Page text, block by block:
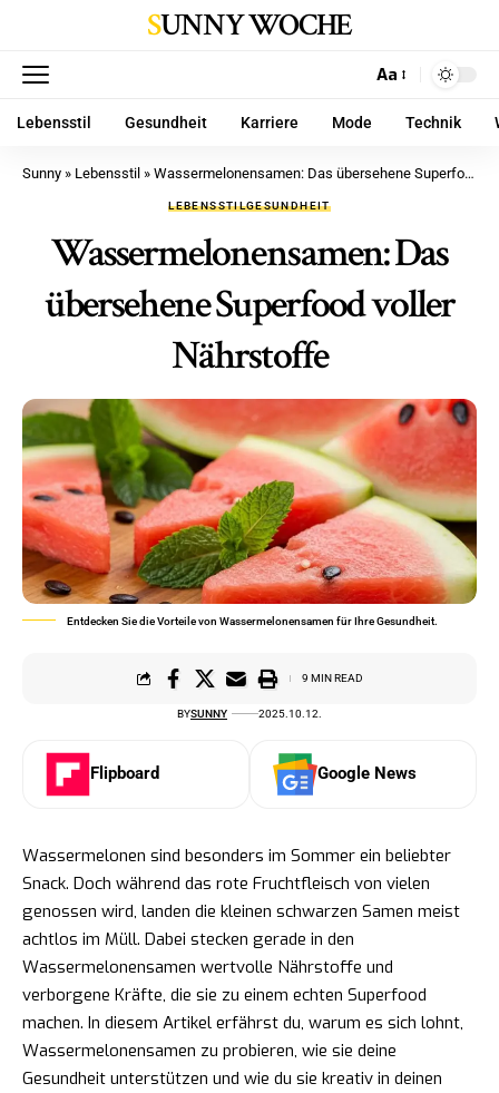
SUNNY WOCHE
Aa
Lebensstil Gesundheit Karriere Mode Technik
Sunny » Lebensstil » Wassermelonensamen: Das übersehene Superfood voller Nährstoffe
LEBENSSTILGESUNDHEIT
Wassermelonensamen: Das
übersehene Superfood voller
Nährstoffe
Entdecken Sie die Vorteile von Wassermelonensamen für Ihre Gesundheit.
BYSUNNY 2025.10.12.
9 MIN READ
Flipboard Google News
Wassermelonen sind besonders im Sommer ein beliebter
Snack. Doch während das rote Fruchtfleisch von vielen
genossen wird, landen die kleinen schwarzen Samen meist
achtlos im Müll. Dabei stecken gerade in den
Wassermelonensamen wertvolle Nährstoffe und
verborgene Kräfte, die sie zu einem echten Superfood
machen. In diesem Artikel erfährst du, warum es sich lohnt,
Wassermelonensamen zu probieren, wie sie deine
Gesundheit unterstützen und wie du sie kreativ in deinen